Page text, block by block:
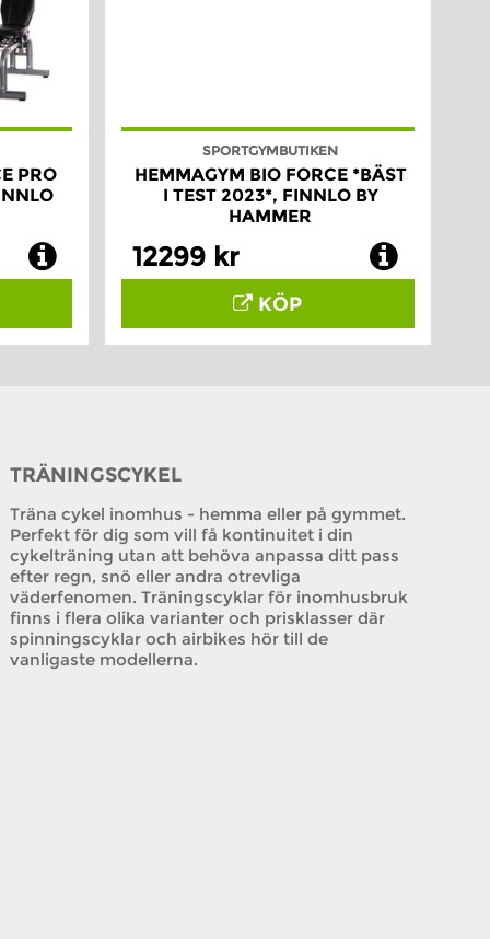
PRO
SPORTGYMBUTIKEN
HEMMAGYM BIO FORCE *BÄST
I TEST 2023*, FINNLO BY
HAMMER
12299 kr
KÖP
TRÄNINGSCYKEL
Träna cykel inomhus - hemma eller på gymmet.
Perfekt för dig som vill få kontinuitet i din
cykelträning utan att behöva anpassa ditt pass
efter regn, snö eller andra otrevliga
väderfenomen. Träningscyklar för inomhusbruk
finns i flera olika varianter och prisklasser där
spinningscyklar och airbikes hör till de
vanligaste modellerna.